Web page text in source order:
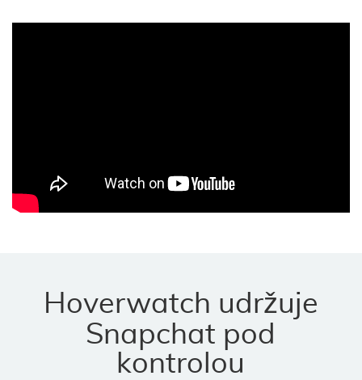
Hoverwatch udržuje
Snapchat pod
kontrolou